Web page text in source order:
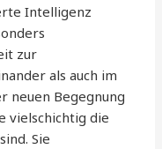
Intelligenz
zur
als auch im
neuen Begegnung
vielschichtig die
Sie